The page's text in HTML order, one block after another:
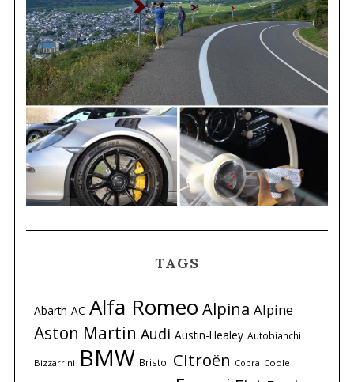
TAGS
Abarth AC Alfa Romeo Alpina Alpine
Aston Martin Audi Austin-Healey Autobianchi
Bizzarrini BMW Bristol Citroën Cobra Coole